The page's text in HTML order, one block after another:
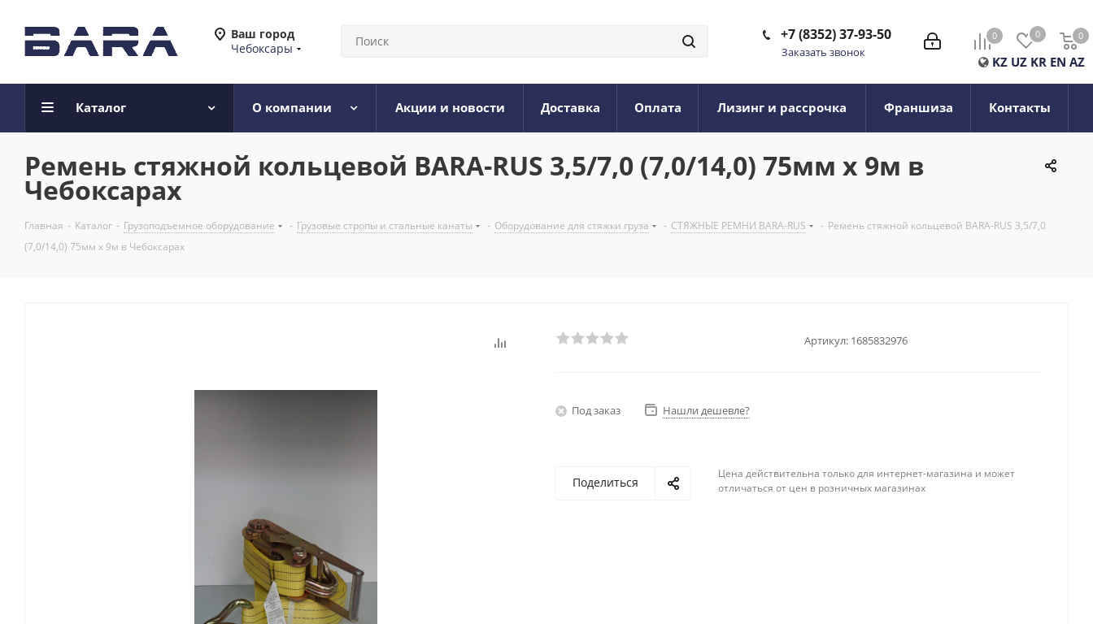
Ваш город
Чебоксары
0 0 0
0
KZ UZ KR EN AZ
+7 (8352) 37-93-50
Заказать звонок
Каталог О компании Акции и новости Доставка Оплата Лизинг и рассрочка Франшиза Контакты
Ремень стяжной кольцевой BARA-RUS 3,5/7,0 (7,0/14,0) 75мм х 9м в
Чебоксарах
Главная - Каталог - Грузоподъемное оборудование - Грузовые стропы и стальные канаты - Оборудование для стяжки груза - СТЯЖНЫЕ РЕМНИ BARA-RUS - Ремень стяжной кольцевой BARA-RUS 3,5/7,0
(7,0/14,0) 75мм х 9м в Чебоксарах
Артикул: 1685832976
Под заказ Нашли дешевле?
Поделиться
Цена действительна только для интернет-магазина и может
отличаться от цен в розничных магазинах